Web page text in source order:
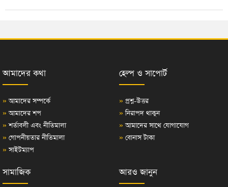
আমাদের কথা
» আমাদের সম্পর্কে
» আমাদের শপ
» শর্তাবলী এবং নীতিমালা
» গোপনীয়তার নীতিমালা
» সাইটম্যাপ
হেল্প ও সাপোর্ট
» প্রশ্ন-উত্তর
» নিরাপদ থাকুন
» আমাদের সাথে যোগাযোগ
» বোনাস টাকা
সামাজিক আরও জানুন